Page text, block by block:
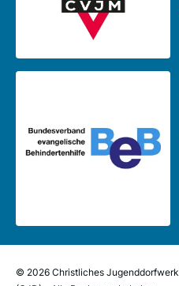
© 2026 Christliches